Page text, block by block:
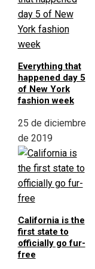
Everything that
happened day 5
of New York
fashion week
25 de diciembre
de 2019
California is the
first state to
officially go fur-
free